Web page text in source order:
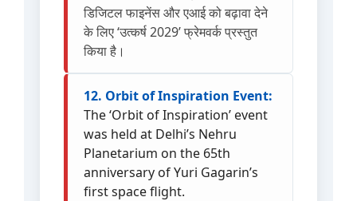
डिजिटल फाइनेंस और एआई को बढ़ावा देने
के लिए ‘उत्कर्ष 2029’ फ्रेमवर्क प्रस्तुत
किया है।
12. Orbit of Inspiration Event:
The ‘Orbit of Inspiration’ event
was held at Delhi’s Nehru
Planetarium on the 65th
anniversary of Yuri Gagarin’s
first space flight.